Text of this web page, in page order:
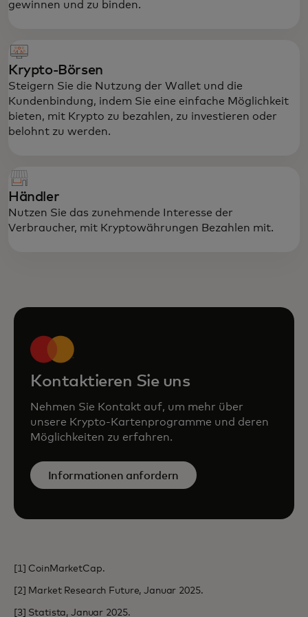
gewinnen und zu binden.
Krypto-Börsen
Steigern Sie die Nutzung der Wallet und die
Kundenbindung, indem Sie eine einfache Möglichkeit
bieten, mit Krypto zu bezahlen, zu investieren oder
belohnt zu werden.
Händler
Nutzen Sie das zunehmende Interesse der
Verbraucher, mit Kryptowährungen Bezahlen mit.
Kontaktieren Sie uns
Nehmen Sie Kontakt auf, um mehr über
unsere Krypto-Kartenprogramme und deren
Möglichkeiten zu erfahren.
Informationen anfordern
[1] CoinMarketCap.
[2] Market Research Future, Januar 2025.
[3] Statista, Januar 2025.